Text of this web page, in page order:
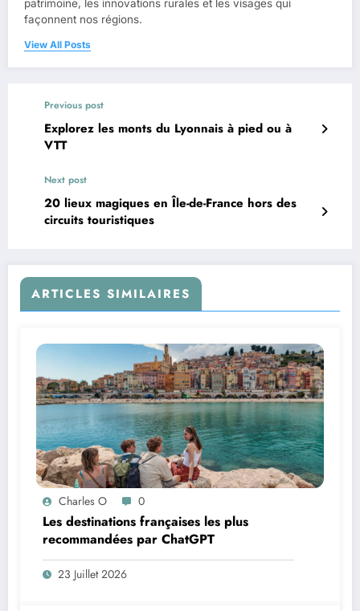
patrimoine, les innovations rurales et les visages qui
façonnent nos régions.
View All Posts
Previous post
Explorez les monts du Lyonnais à pied ou à
VTT
Next post
20 lieux magiques en Île-de-France hors des
circuits touristiques
ARTICLES SIMILAIRES
Charles O 0
Les destinations françaises les plus
recommandées par ChatGPT
23 Juillet 2026